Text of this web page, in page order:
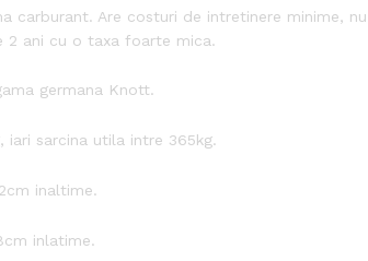
carburant. Are costuri de intretinere minime,
2 ani cu o taxa foarte mica.
germana Knott.
sarcina utila intre 365kg.
inaltime.
inlatime.